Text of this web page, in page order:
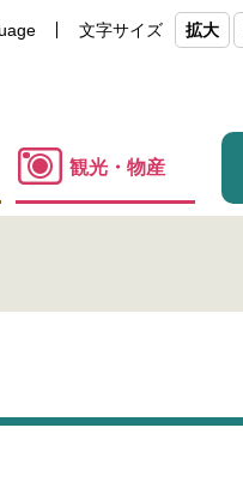
文字サイズ 拡大
観光・物産